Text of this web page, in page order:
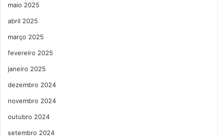
maio 2025
abril 2025
março 2025
fevereiro 2025
janeiro 2025
dezembro 2024
novembro 2024
outubro 2024
setembro 2024